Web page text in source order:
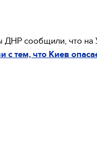
сообщили, что на
с тем, что Киев